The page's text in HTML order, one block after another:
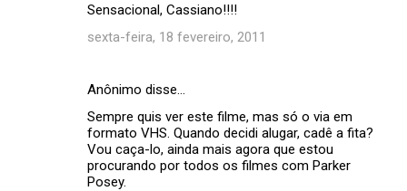
Sensacional, Cassiano!!!!
sexta-feira, 18 fevereiro, 2011
Anônimo disse…
Sempre quis ver este filme, mas só o via em
formato VHS. Quando decidi alugar, cadê a fita?
Vou caça-lo, ainda mais agora que estou
procurando por todos os filmes com Parker
Posey.